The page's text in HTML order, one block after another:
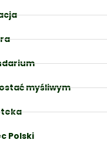
myśliwym
Polski